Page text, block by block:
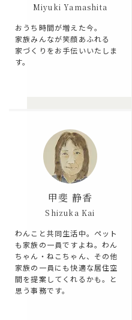
Miyuki Yamashita
おうち時間が増えた今。
家族みんなが笑顔あふれる
家づくりをお手伝いいたしま
す。
甲斐 静香
Shizuka Kai
わんこと共同生活中。ペット
も家族の一員ですよね。わん
ちゃん・ねこちゃん、その他
家族の一員にも快適な居住空
間を提案してくれるかも。と
思う事務です。